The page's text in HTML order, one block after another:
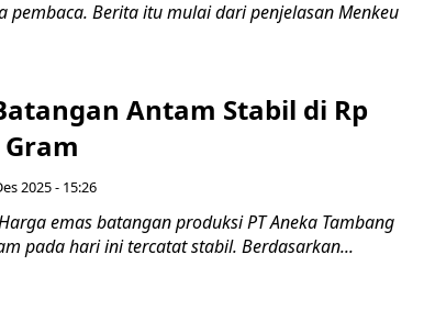
pembaca. Berita itu mulai dari penjelasan Menkeu
Antam Stabil di Rp
2025 - 15:26
Harga emas batangan produksi PT Aneka Tambang
pada hari ini tercatat stabil. Berdasarkan...